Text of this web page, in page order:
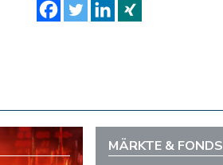
MÄRKTE & FONDS